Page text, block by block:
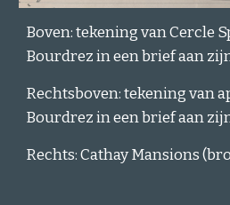
Boven: tekening van Cercle
Bourdrez in een brief aan
Rechtsboven: tekening van
Bourdrez in een brief aan
Rechts: Cathay Mansions